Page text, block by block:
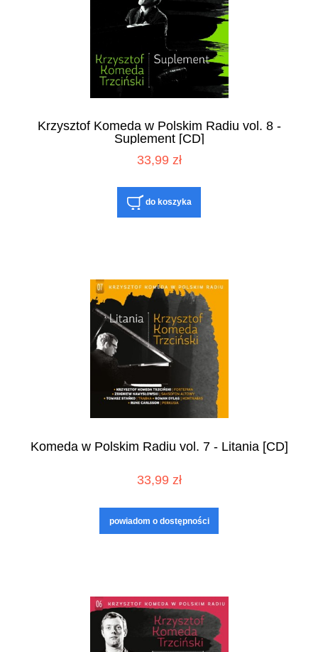
Krzysztof Komeda w Polskim Radiu vol. 8 -
Suplement [CD]
33,99 zł
do koszyka
Komeda w Polskim Radiu vol. 7 - Litania [CD]
33,99 zł
powiadom o dostępności